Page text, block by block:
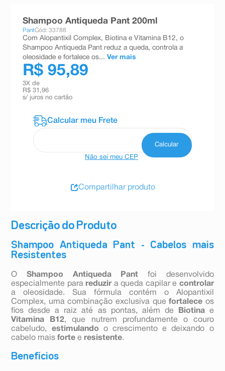
Descrição do Produto
Shampoo Antiqueda Pant - Cabelos mais
Resistentes
O Shampoo Antiqueda Pant foi desenvolvido
especialmente para reduzira queda capilar e controlar
a oleosidade. Sua fórmula contém o Alopantixil
Complex, uma combinação exclusiva quefortalece os
fios desde a raiz até as pontas, além de
Biotinae
Vitamina B12, que nutrem profundamente o couro
cabeludo, estimulando o crescimento e deixando o
cabelo maisforte e resistente.
Benefícios
Shampoo Antiqueda Pant 200ml
PantCód: 33788
Com Alopantixil Complex, Biotina e Vitamina B12, o
Shampoo Antiqueda Pant reduz a queda, controla a
oleosidade e fortalece os... Ver mais
R$ 95,89
3X de
R$ 31,96
s/ juros no cartão
Não sei meu CEP
Compartilhar produto
absorvente
10ºshampoo